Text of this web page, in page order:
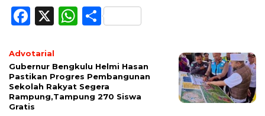
Facebook
X WhatsApp
Share
Advotarial
Gubernur Bengkulu Helmi Hasan
Pastikan Progres Pembangunan
Sekolah Rakyat Segera
Rampung,Tampung 270 Siswa
Gratis